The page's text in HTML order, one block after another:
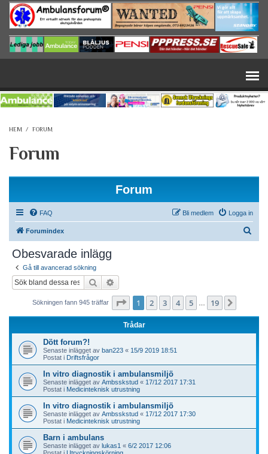
Hoppa till huvudinnehåll
HEM / FORUM
Forum